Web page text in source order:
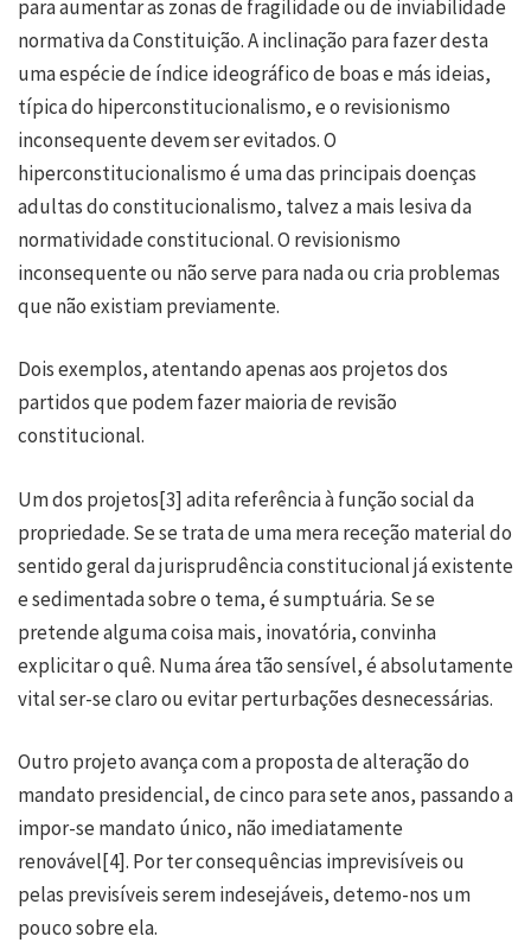
para aumentar as zonas de fragilidade ou de inviabilidade
normativa da Constituição. A inclinação para fazer desta
uma espécie de índice ideográfico de boas e más ideias,
típica do hiperconstitucionalismo, e o revisionismo
inconsequente devem ser evitados. O
hiperconstitucionalismo é uma das principais doenças
adultas do constitucionalismo, talvez a mais lesiva da
normatividade constitucional. O revisionismo
inconsequente ou não serve para nada ou cria problemas
que não existiam previamente.
Dois exemplos, atentando apenas aos projetos dos
partidos que podem fazer maioria de revisão
constitucional.
Um dos projetos[3]adita referência à função social da
propriedade. Se se trata de uma mera receção material do
sentido geral da jurisprudência constitucional já existente
e sedimentada sobre o tema, é sumptuária. Se se
pretende alguma coisa mais, inovatória, convinha
explicitar o quê. Numa área tão sensível, é absolutamente
vital ser-se claro ou evitar perturbações desnecessárias.
Outro projeto avança com a proposta de alteração do
mandato presidencial, de cinco para sete anos, passando a
impor-se mandato único, não imediatamente
renovável[4]. Por ter consequências imprevisíveis ou
pelas previsíveis serem indesejáveis, detemo-nos um
pouco sobre ela.